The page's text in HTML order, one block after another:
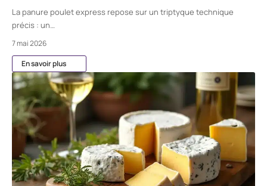
La panure poulet express repose sur un triptyque technique
précis : un…
7 mai 2026
En savoir plus